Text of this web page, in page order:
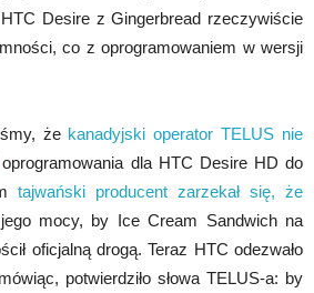
Desire z Gingerbread rzeczywiście
co z oprogramowaniem w wersji
że kanadyjski operator TELUS nie
oprogramowania dla HTC Desire HD do
tajwański producent zarzekał się, że
mocy, by Ice Cream Sandwich na
oficjalną drogą. Teraz HTC odezwało
potwierdziło słowa TELUS-a: by